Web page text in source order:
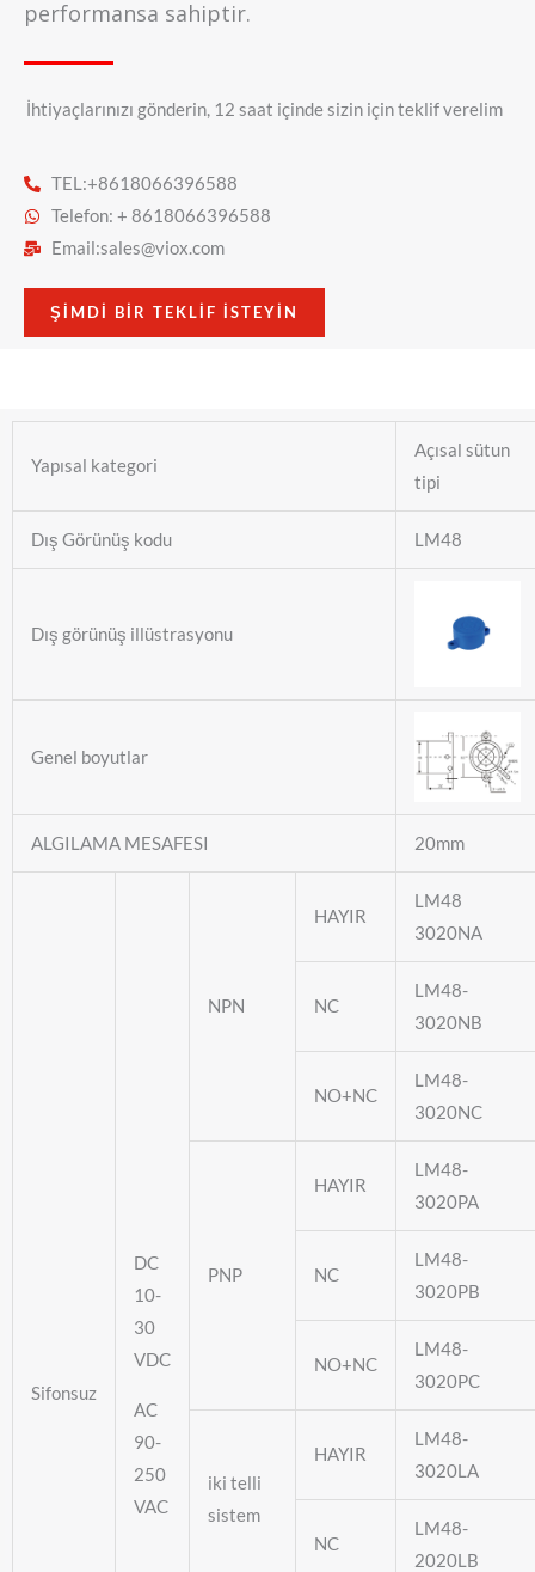
performansa sahiptir.
İhtiyaçlarınızı gönderin, 12 saat içinde sizin için teklif verelim
TEL:+8618066396588
Telefon: + 8618066396588
Email:sales@viox.com
ŞIMDI BIR TEKLIF ISTEYIN
Yapısal kategori
Açısal sütun
tipi
Dış Görünüş kodu LM48
Dış görünüş illüstrasyonu
Genel boyutlar
ALGILAMA MESAFESI 20mm
Sifonsuz
DC
10-
30
VDC
AC
90-
250
VAC
NPN
HAYIR
LM48
3020NA
NC
LM48-
3020NB
NO+NC
LM48-
3020NC
PNP
HAYIR
LM48-
3020PA
NC
LM48-
3020PB
NO+NC
LM48-
3020PC
iki telli
sistem
HAYIR
LM48-
3020LA
NC
LM48-
2020LB